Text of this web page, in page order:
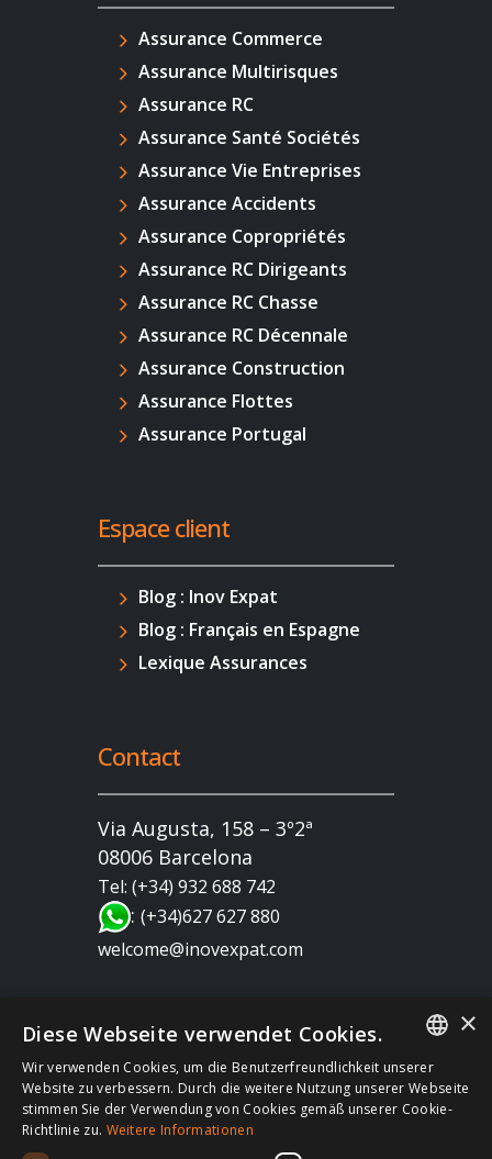
Assurance Commerce
Assurance Multirisques
Assurance RC
Assurance Santé Sociétés
Assurance Vie Entreprises
Assurance Accidents
Assurance Copropriétés
Assurance RC Dirigeants
Assurance RC Chasse
Assurance RC Décennale
Assurance Construction
Assurance Flottes
Assurance Portugal
Espace client
Blog : Inov Expat
Blog : Français en Espagne
Lexique Assurances
Contact
Via Augusta, 158 – 3º2ª
08006 Barcelona
Tel: (+34) 932 688 742
:(+34)627 627 880
welcome@inovexpat.com
Copyright 2022 INOV es una correduría de seguros
dedicada a los expatriados viviendo en España y
FRENCH
SPANISH
×
Diese Webseite verwendet Cookies.
Wir verwenden Cookies, um die Benutzerfreundlichkeit unserer
Website zu verbessern. Durch die weitere Nutzung unserer Webseite
stimmen Sie der Verwendung von Cookies gemäß unserer Cookie-
Richtlinie zu. Weitere Informationen